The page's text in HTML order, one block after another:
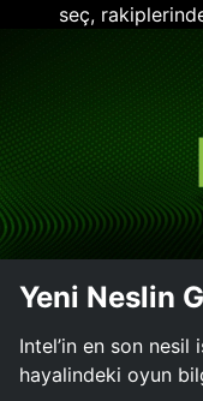
seç,
Yeni Neslin
Intel’in en son
hayalindeki oyun